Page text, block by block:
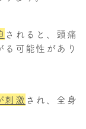
されると、頭痛
可能性があり
刺激 され、全身